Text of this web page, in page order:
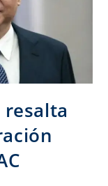
resalta